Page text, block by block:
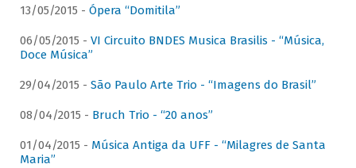
13/05/2015 - Ópera “Domitila”
06/05/2015 - VI Circuito BNDES Musica Brasilis - “Música,
Doce Música”
29/04/2015 - São Paulo Arte Trio - “Imagens do Brasil”
08/04/2015 - Bruch Trio - “20 anos”
01/04/2015 - Música Antiga da UFF - “Milagres de Santa
Maria”